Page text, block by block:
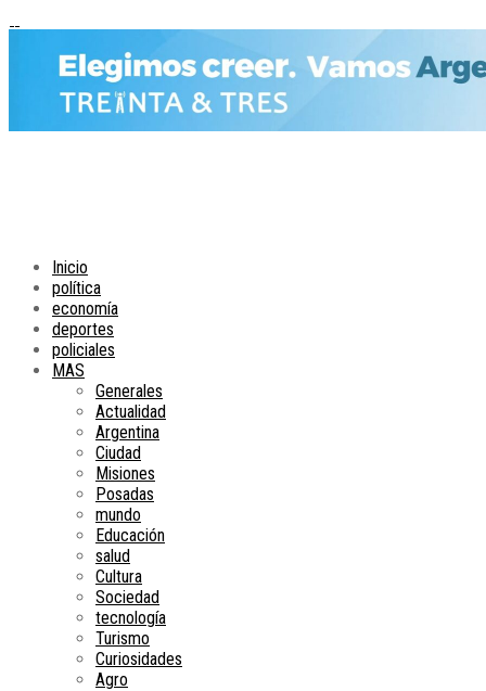
Inicio
política
economía
deportes
policiales
MAS
Generales
Actualidad
Argentina
Ciudad
Misiones
Posadas
mundo
Educación
salud
Cultura
Sociedad
tecnología
Turismo
Curiosidades
Agro